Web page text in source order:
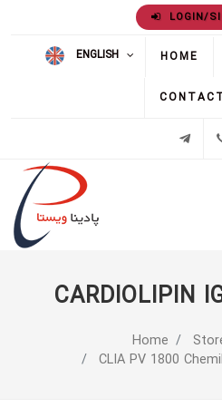
LOGIN/
ENGLISH HOME
CARDIOLIPIN
Home
CLIA PV 1800